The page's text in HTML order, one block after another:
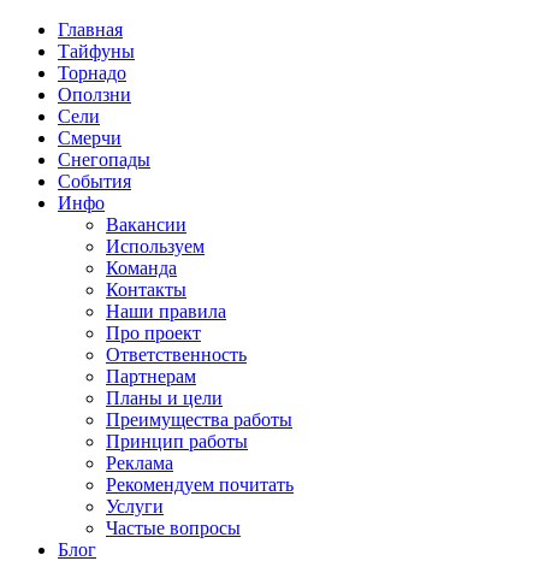
Главная
Тайфуны
Торнадо
Оползни
Сели
Смерчи
Снегопады
События
Инфо
Вакансии
Используем
Команда
Контакты
Наши правила
Про проект
Ответственность
Партнерам
Планы и цели
Преимущества работы
Принцип работы
Реклама
Рекомендуем почитать
Услуги
Частые вопросы
Блог